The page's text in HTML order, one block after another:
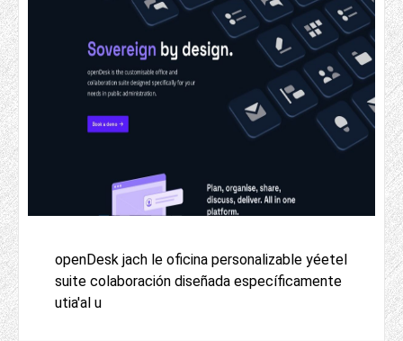
openDesk jach le oficina personalizable yéetel
suite colaboración diseñada específicamente
utia'al u